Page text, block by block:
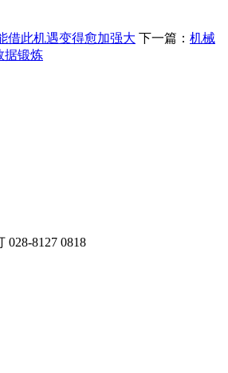
借此机遇变得愈加强大 下一篇： 机械
据锻炼
028-8127 0818